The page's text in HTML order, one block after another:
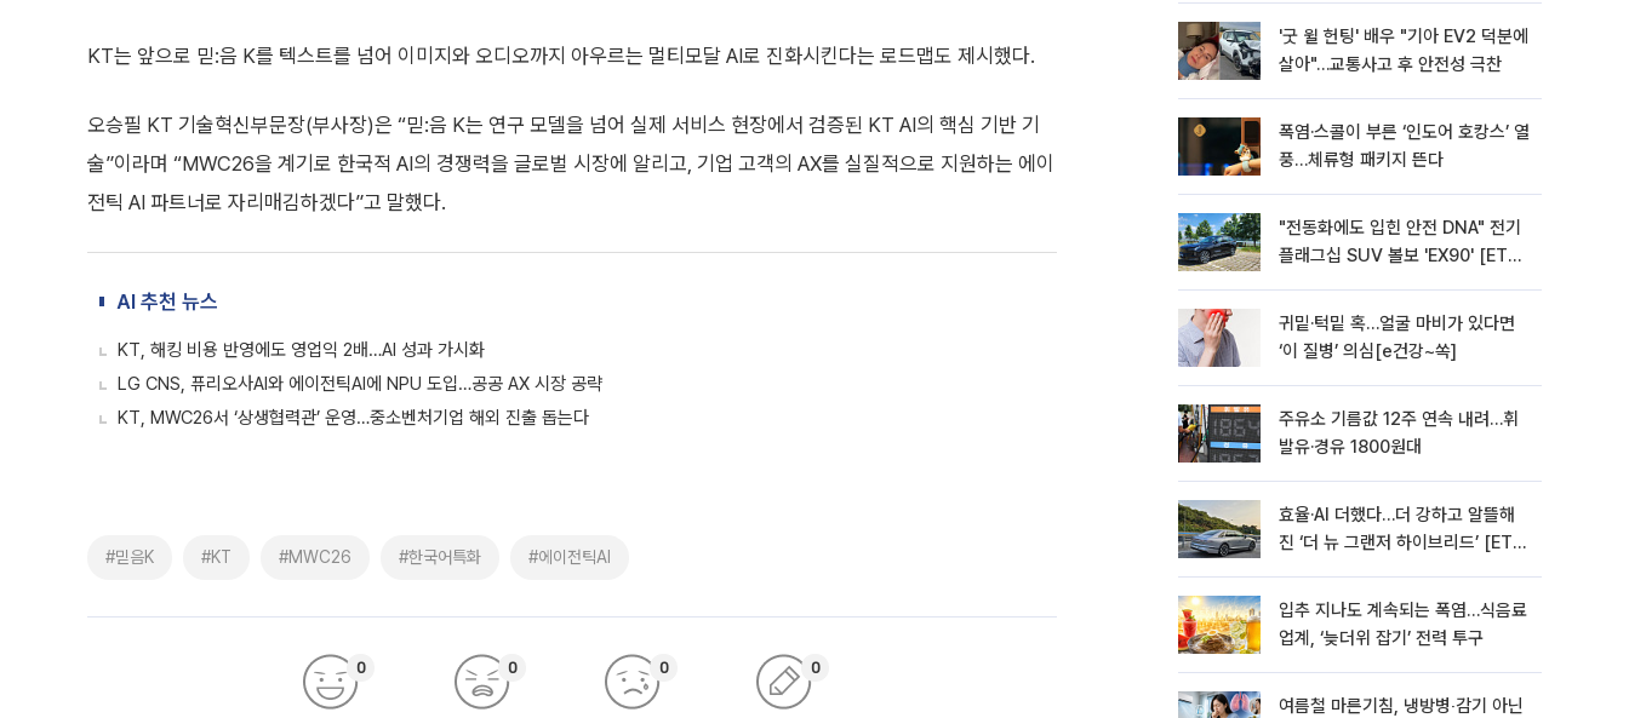
KT는 앞으로 믿:음 K를 텍스트를 넘어 이미지와 오디오까지 아우르는 멀티모달 AI로 진화시킨다는 로드맵도 제시했다.
오승필 KT 기술혁신부문장(부사장)은 “믿:음 K는 연구 모델을 넘어 실제 서비스 현장에서 검증된 KT AI의 핵심 기반 기
술”이라며 “MWC26을 계기로 한국적 AI의 경쟁력을 글로벌 시장에 알리고, 기업 고객의 AX를 실질적으로 지원하는 에이
전틱 AI 파트너로 자리매김하겠다”고 말했다.
AI 추천 뉴스
KT, 해킹 비용 반영에도 영업익 2배…AI 성과 가시화
LG CNS, 퓨리오사AI와 에이전틱AI에 NPU 도입…공공 AX 시장 공략
KT, MWC26서 ‘상생협력관’ 운영…중소벤처기업 해외 진출 돕는다
#믿음K #KT #MWC26 #한국어특화 #에이전틱AI
0 0 0 0
'굿 윌 헌팅' 배우 "기아 EV2 덕분에
살아"…교통사고 후 안전성 극찬
폭염·스콜이 부른 ‘인도어 호캉스’ 열
풍…체류형 패키지 뜬다
"전동화에도 입힌 안전 DNA" 전기
플래그십 SUV 볼보 'EX90' [ET의
귀밑·턱밑 혹…얼굴 마비가 있다면
‘이 질병’ 의심[e건강~쏙]
주유소 기름값 12주 연속 내려…휘
발유·경유 1800원대
효율·AI 더했다…더 강하고 알뜰해
진 ‘더 뉴 그랜저 하이브리드’ [ET의
입추 지나도 계속되는 폭염…식음료
업계, ‘늦더위 잡기’ 전력 투구
여름철 마른기침, 냉방병‧감기 아닌